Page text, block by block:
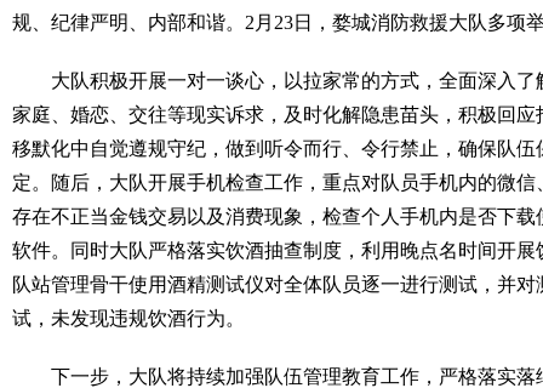
规、纪律严明、内部和谐。2月23日，婺城消防救援大队多项
大队积极开展一对一谈心，以拉家常的方式，全面深入了
家庭、婚恋、交往等现实诉求，及时化解隐患苗头，积极回
移默化中自觉遵规守纪，做到听令而行、令行禁止，确保队
定。随后，大队开展手机检查工作，重点对队员手机内的微
存在不正当金钱交易以及消费现象，检查个人手机内是否下载
软件。同时大队严格落实饮酒抽查制度，利用晚点名时间开
队站管理骨干使用酒精测试仪对全体队员逐一进行测试，并
试，未发现违规饮酒行为。
下一步，大队将持续加强队伍管理教育工作，严格落实落